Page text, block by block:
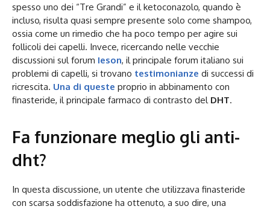
spesso uno dei “Tre Grandi” e il ketoconazolo, quando è
incluso, risulta quasi sempre presente solo come shampoo,
ossia come un rimedio che ha poco tempo per agire sui
follicoli dei capelli. Invece, ricercando nelle vecchie
discussioni sul forum Ieson, il principale forum italiano sui
problemi di capelli, si trovano testimonianze di successi di
ricrescita. Una di queste proprio in abbinamento con
finasteride, il principale farmaco di contrasto del DHT.
Fa funzionare meglio gli anti-
dht?
In questa discussione, un utente che utilizzava finasteride
con scarsa soddisfazione ha ottenuto, a suo dire, una